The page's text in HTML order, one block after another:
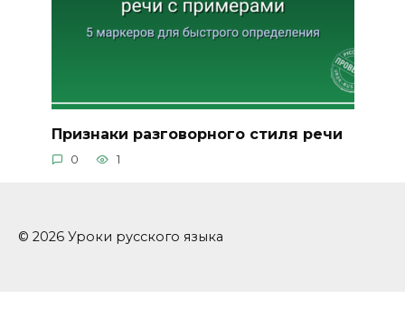
Признаки разговорного стиля речи
0 1
© 2026 Уроки русского языка